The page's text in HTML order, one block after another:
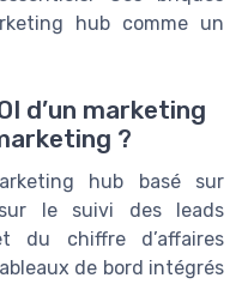
hub comme un
d’un marketing
?
hub basé sur
le suivi des leads
du chiffre d’affaires
de bord intégrés